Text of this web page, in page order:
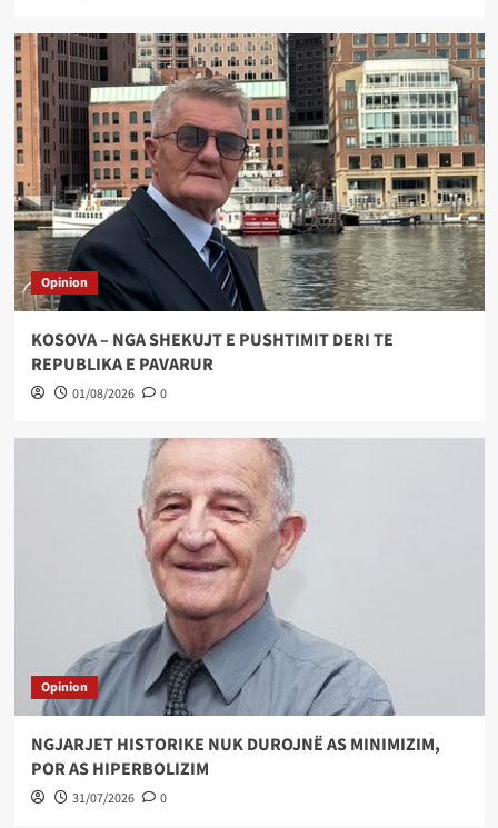
Opinion
KOSOVA – NGA SHEKUJT E PUSHTIMIT DERI TE
REPUBLIKA E PAVARUR
01/08/2026 0
Opinion
NGJARJET HISTORIKE NUK DUROJNË AS MINIMIZIM,
POR AS HIPERBOLIZIM
31/07/2026 0